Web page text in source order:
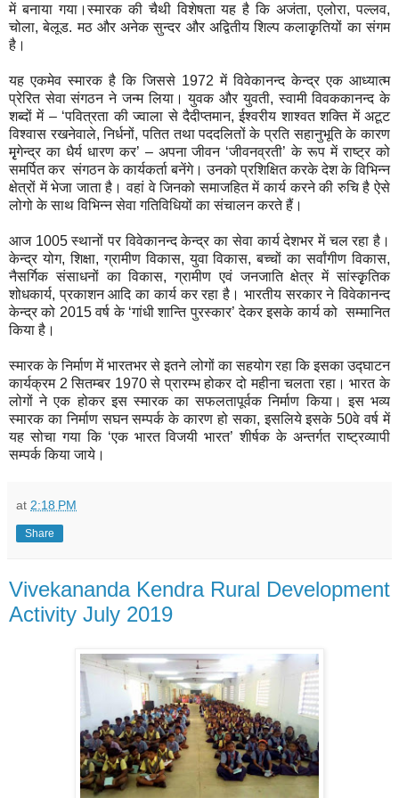
में बनाया गया।स्मारक की चैथी विशेषता यह है कि अजंता, एलोरा, पल्लव,
चोला, बेलूड. मठ और अनेक सुन्दर और अद्वितीय शिल्प कलाकृृतियों का संगम
है।
यह एकमेव स्मारक है कि जिससे 1972 में विवेकानन्द केन्द्र एक आध्यात्म
प्रेरित सेवा संगठन ने जन्म लिया। युवक और युवती, स्वामी विवककानन्द के
शब्दों में – ‘पवित्रता की ज्वाला से दैदीप्तमान, ईश्वरीय शाश्वत शक्ति में अटूट
विश्वास रखनेवाले, निर्धनों, पतित तथा पददलितों के प्रति सहानुभूति के कारण
मृृगेन्द्र का धैर्य धारण कर’ – अपना जीवन ‘जीवनव्रती’ के रूप में राष्ट्र को
समर्पित कर संगठन के कार्यकर्ता बनेंगे। उनको प्रशिक्षित करके देश के विभिन्न
क्षेत्रों में भेजा जाता है। वहां वे जिनको समाजहित में कार्य करने की रुचि है ऐसे
लोगो के साथ विभिन्न सेवा गतिविधियों का संचालन करते हैं।
आज 1005 स्थानों पर विवेकानन्द केन्द्र का सेवा कार्य देशभर में चल रहा है।
केन्द्र योग, शिक्षा, ग्रामीण विकास, युवा विकास, बच्चों का सर्वांगीण विकास,
नैसर्गिक संसाधनों का विकास, ग्रामीण एवं जनजाति क्षेत्र में सांस्कृृतिक
शोधकार्य, प्रकाशन आदि का कार्य कर रहा है। भारतीय सरकार ने विवेकानन्द
केन्द्र को 2015 वर्ष के ‘गांधी शान्ति पुरस्कार’ देकर इसके कार्य को सम्मानित
किया है।
स्मारक के निर्माण में भारतभर से इतने लोगों का सहयोग रहा कि इसका उद्घाटन
कार्यक्रम 2 सितम्बर 1970 से प्रारम्भ होकर दो महीना चलता रहा। भारत के
लोगों ने एक होकर इस स्मारक का सफलतापूर्वक निर्माण किया। इस भव्य
स्मारक का निर्माण सघन सम्पर्क के कारण हो सका, इसलिये इसके 50वे वर्ष में
यह सोचा गया कि ‘एक भारत विजयी भारत’ शीर्षक के अन्तर्गत राष्ट्रव्यापी
सम्पर्क किया जाये।
at 2:18 PM
Share
Vivekananda Kendra Rural Development
Activity July 2019